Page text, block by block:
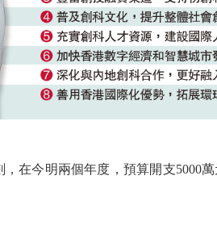
今明兩個年度，預算開支5000萬